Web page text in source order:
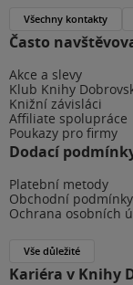
Často
Akce a slevy
Klub Knihy
Knižní závisláci
Affiliate spolupráce
Poukazy pro firmy
Dodací
Platební metody
Obchodní podmínky
Ochrana osobních
Vše důležité
Kariéra v Knihy
Všechny kontakty